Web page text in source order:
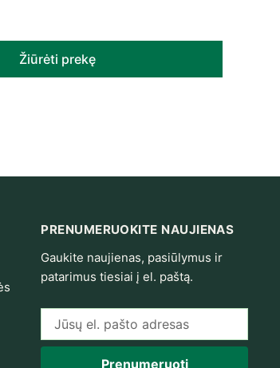
Žiūrėti prekę
PRENUMERUOKITE NAUJIENAS
Gaukite naujienas, pasiūlymus ir
patarimus tiesiai į el. paštą.
Prenumeruoti